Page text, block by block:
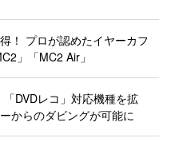
！ プロが認めたイヤーカフ
」「MC2 Air」
DVDレコ」対応機種を拡
からのダビングが可能に